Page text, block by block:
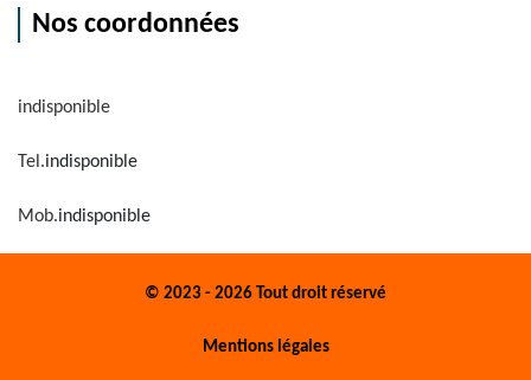
Nos coordonnées
indisponible
Tel.indisponible
Mob.indisponible
© 2023 - 2026 Tout droit réservé
Mentions légales